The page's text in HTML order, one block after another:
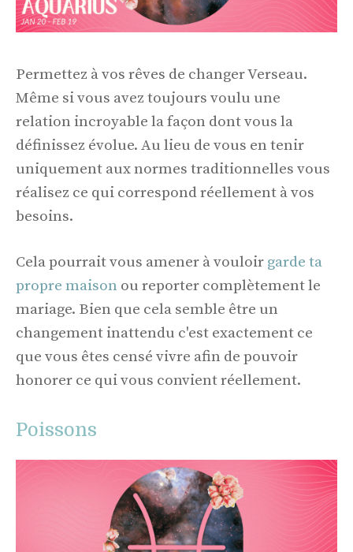
Permettez à vos rêves de changer Verseau.
Même si vous avez toujours voulu une
relation incroyable la façon dont vous la
définissez évolue. Au lieu de vous en tenir
uniquement aux normes traditionnelles vous
réalisez ce qui correspond réellement à vos
besoins.
Cela pourrait vous amener à vouloir garde ta
propre maison ou reporter complètement le
mariage. Bien que cela semble être un
changement inattendu c'est exactement ce
que vous êtes censé vivre afin de pouvoir
honorer ce qui vous convient réellement.
Poissons